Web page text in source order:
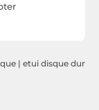
| etui disque dur